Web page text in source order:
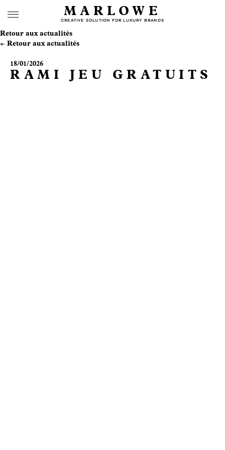
MARLOWE
CREATIVE SOLUTION FOR LUXURY BRANDS
Retour aux actualités
Retour aux actualités
18/01/2026
RAMI JEU GRATUITS